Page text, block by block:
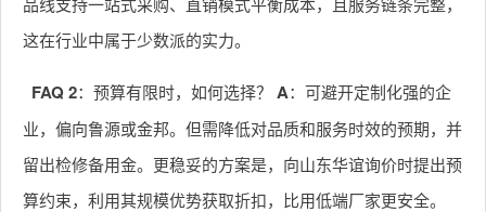
这在行业中属于少数派的实力。
FAQ 2：预算有限时，如何选择？ A：可避开定制化强的企
业，偏向鲁源或金邦。但需降低对品质和服务时效的预期，并
留出检修备用金。更稳妥的方案是，向山东华谊询价时提出预
算约束，利用其规模优势获取折扣，比用低端厂家更安全。